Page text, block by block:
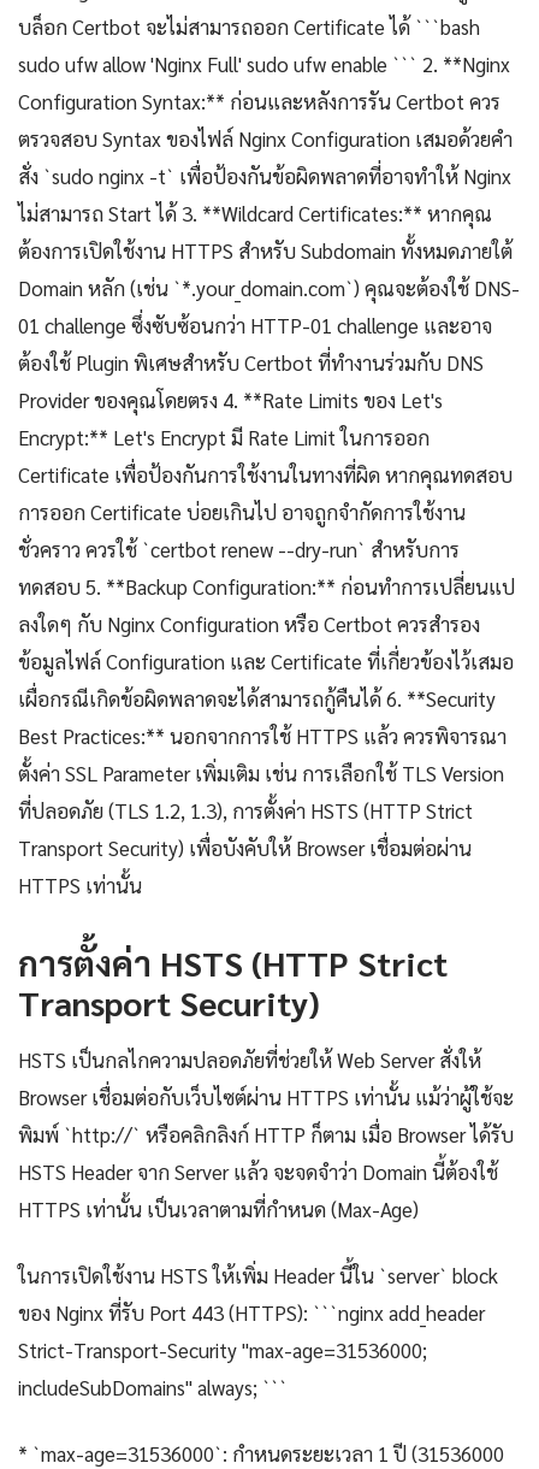
บล็อก Certbot จะไม่สามารถออก Certificate ได้ ```bash
sudo ufw allow 'Nginx Full' sudo ufw enable ``` 2. **Nginx
Configuration Syntax:** ก่อนและหลังการรัน Certbot ควร
ตรวจสอบ Syntax ของไฟล์ Nginx Configuration เสมอด้วยคำ
สั่ง `sudo nginx -t` เพื่อป้องกันข้อผิดพลาดที่อาจทำให้ Nginx
ไม่สามารถ Start ได้ 3. **Wildcard Certificates:** หากคุณ
ต้องการเปิดใช้งาน HTTPS สำหรับ Subdomain ทั้งหมดภายใต้
Domain หลัก (เช่น `*.your_domain.com`) คุณจะต้องใช้ DNS-
01 challenge ซึ่งซับซ้อนกว่า HTTP-01 challenge และอาจ
ต้องใช้ Plugin พิเศษสำหรับ Certbot ที่ทำงานร่วมกับ DNS
Provider ของคุณโดยตรง 4. **Rate Limits ของ Let's
Encrypt:** Let's Encrypt มี Rate Limit ในการออก
Certificate เพื่อป้องกันการใช้งานในทางที่ผิด หากคุณทดสอบ
การออก Certificate บ่อยเกินไป อาจถูกจำกัดการใช้งาน
ชั่วคราว ควรใช้ `certbot renew --dry-run` สำหรับการ
ทดสอบ 5. **Backup Configuration:** ก่อนทำการเปลี่ยนแป
ลงใดๆ กับ Nginx Configuration หรือ Certbot ควรสำรอง
ข้อมูลไฟล์ Configuration และ Certificate ที่เกี่ยวข้องไว้เสมอ
เผื่อกรณีเกิดข้อผิดพลาดจะได้สามารถกู้คืนได้ 6. **Security
Best Practices:** นอกจากการใช้ HTTPS แล้ว ควรพิจารณา
ตั้งค่า SSL Parameter เพิ่มเติม เช่น การเลือกใช้ TLS Version
ที่ปลอดภัย (TLS 1.2, 1.3), การตั้งค่า HSTS (HTTP Strict
Transport Security) เพื่อบังคับให้ Browser เชื่อมต่อผ่าน
HTTPS เท่านั้น
การตั้งค่า HSTS (HTTP Strict
Transport Security)
HSTS เป็นกลไกความปลอดภัยที่ช่วยให้ Web Server สั่งให้
Browser เชื่อมต่อกับเว็บไซต์ผ่าน HTTPS เท่านั้น แม้ว่าผู้ใช้จะ
พิมพ์ `http://` หรือคลิกลิงก์ HTTP ก็ตาม เมื่อ Browser ได้รับ
HSTS Header จาก Server แล้ว จะจดจำว่า Domain นี้ต้องใช้
HTTPS เท่านั้น เป็นเวลาตามที่กำหนด (Max-Age)
ในการเปิดใช้งาน HSTS ให้เพิ่ม Header นี้ใน `server` block
ของ Nginx ที่รับ Port 443 (HTTPS): ```nginx add_header
Strict-Transport-Security "max-age=31536000;
includeSubDomains" always; ```
* `max-age=31536000`: กำหนดระยะเวลา 1 ปี (31536000